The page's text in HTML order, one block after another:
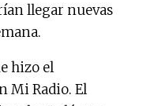
llegar nuevas
hizo el
Mi Radio. El